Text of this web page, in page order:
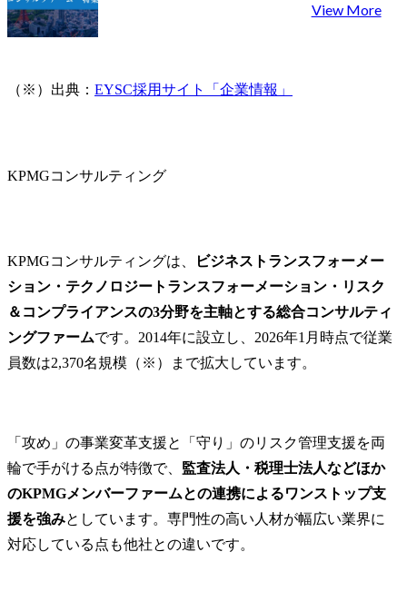
View More
（※）出典： EYSC採用サイト「企業情報」
KPMGコンサルティング
KPMGコンサルティングは、
ビジネストランスフォーメー
ション・テクノロジートランスフォーメーション・リスク
＆コンプライアンスの3分野を主軸とする総合コンサルティ
ングファームです。2014年に設立し、2026年1月時点で従業
員数は2,370名規模（※）まで拡大しています。
「攻め」の事業変革支援と「守り」のリスク管理支援を両
輪で手がける点が特徴で、 監査法人・税理士法人などほか
のKPMGメンバーファームとの連携によるワンストップ支
援を強みとしています。専門性の高い人材が幅広い業界に
対応している点も他社との違いです。